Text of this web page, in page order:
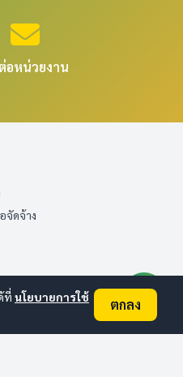
อหน่วยงาน
จัดจ้าง
ที่ นโยบายการใช้
ตกลง